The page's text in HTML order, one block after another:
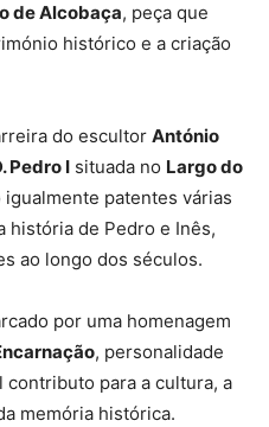
de Alcobaça, peça que
histórico e a criação
do escultor António
Pedro I situada no Largo do
igualmente patentes várias
história de Pedro e Inês,
ao longo dos séculos.
por uma homenagem
, personalidade
para a cultura, a
memória histórica.